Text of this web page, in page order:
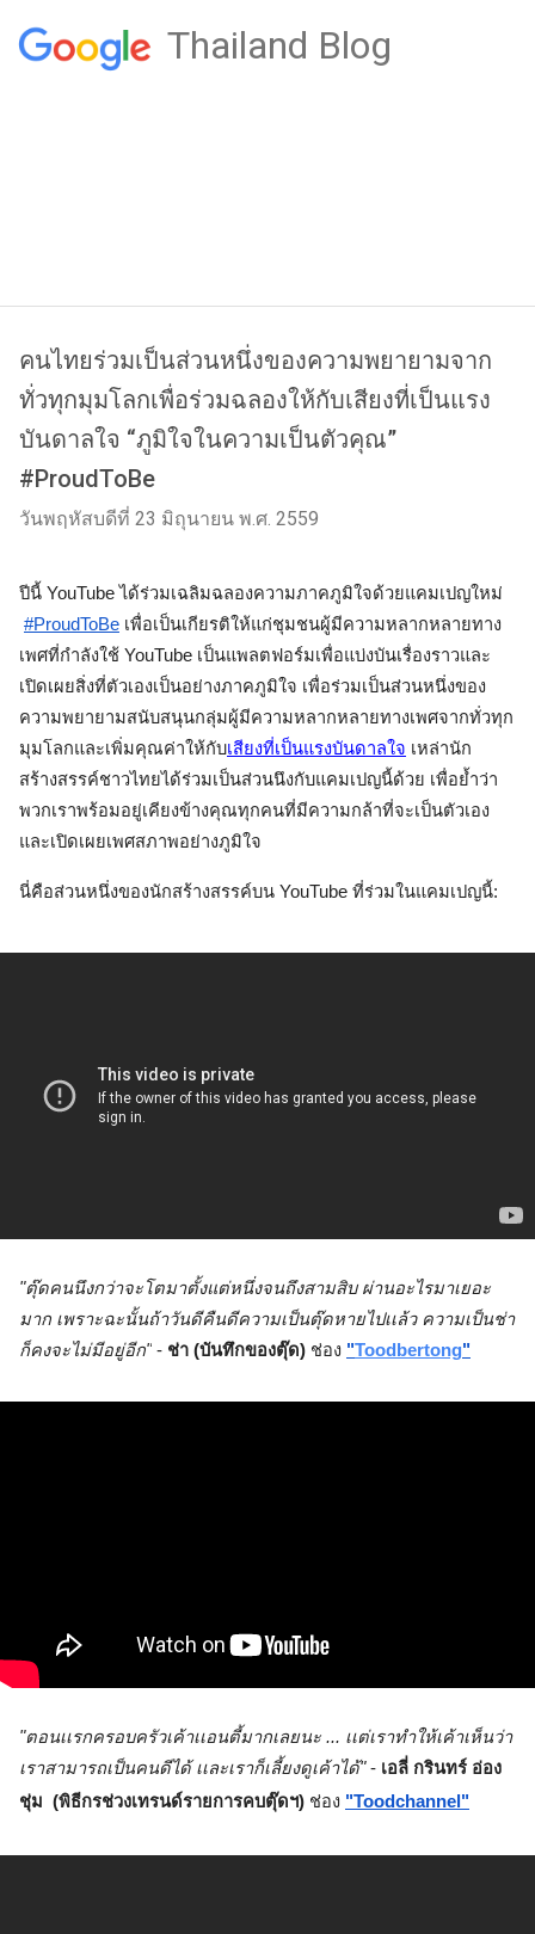
Thailand Blog
คนไทยร่วมเป็นส่วนหนึ่งของความพยายามจาก
ทั่วทุกมุมโลกเพื่อร่วมฉลองให้กับเสียงที่เป็นแรง
บันดาลใจ “ภูมิใจในความเป็นตัวคุณ”
#ProudToBe
วันพฤหัสบดีที่ 23 มิถุนายน พ.ศ. 2559
ปีนี้ YouTube ได้ร่วมเฉลิมฉลองความภาคภูมิใจด้วยแคมเปญใหม่
#ProudToBe เพื่อเป็นเกียรติให้แก่ชุมชนผู้มีความหลากหลายทาง
เพศที่กำลังใช้ YouTube เป็นแพลตฟอร์มเพื่อแบ่งบันเรื่องราวและ
เปิดเผยสิ่งที่ตัวเองเป็นอย่างภาคภูมิใจ เพื่อร่วมเป็นส่วนหนึ่งของ
ความพยายามสนับสนุนกลุ่มผู้มีความหลากหลายทางเพศจากทั่วทุก
มุมโลกและเพิ่มคุณค่าให้กับเสียงที่เป็นแรงบันดาลใจ เหล่านัก
สร้างสรรค์ชาวไทยได้ร่วมเป็นส่วนนึงกับแคมเปญนี้ด้วย เพื่อย้ำว่า
พวกเราพร้อมอยู่เคียงข้างคุณทุกคนที่มีความกล้าที่จะเป็นตัวเอง
และเปิดเผยเพศสภาพอย่างภูมิใจ
นี่คือส่วนหนึ่งของนักสร้างสรรค์บน YouTube ที่ร่วมในแคมเปญนี้:
"ตุ๊ดคนนึงกว่าจะโตมาตั้งแต่หนึ่งจนถึงสามสิบ ผ่านอะไรมาเยอะ
มาก เพราะฉะนั้นถ้าวันดีคืนดีความเป็นตุ๊ดหายไปเเล้ว ความเป็นช่า
ก็คงจะไม่มีอยู่อีก" - ช่า (บันทึกของตุ๊ด) ช่อง "Toodbertong"
"ตอนเเรกครอบครัวเค้าเเอนตี้มากเลยนะ ... เเต่เราทำให้เค้าเห็นว่า
เราสามารถเป็นคนดีได้ เเละเราก็เลี้ยงดูเค้าได้" - เอลี่ กรินทร์ อ่อง
ชุ่ม  (พิธีกรช่วงเทรนด์รายการคบตุ๊ดฯ) ช่อง "Toodchannel"